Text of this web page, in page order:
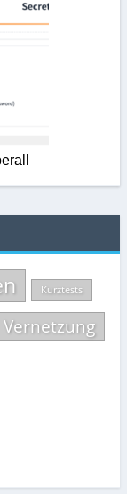
Kurztests
Vernetzung